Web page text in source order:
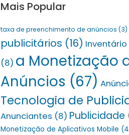
Mais Popular
taxa de preenchimento de anúncios (3)
publicitários (16) Inventário
(8) a Monetização
Anúncios (67)
Tecnologia de
Anunciantes (8) Publicidade
Monetização de Aplicativos Mobile